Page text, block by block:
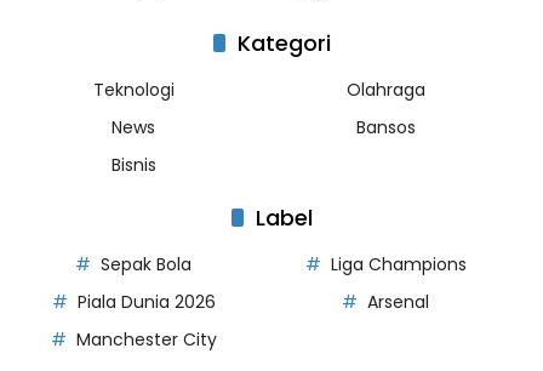
Kategori
Teknologi
Olahraga
News
Bansos
Bisnis
Label
Sepak Bola
Liga Champions
Piala Dunia 2026
Arsenal
Manchester City